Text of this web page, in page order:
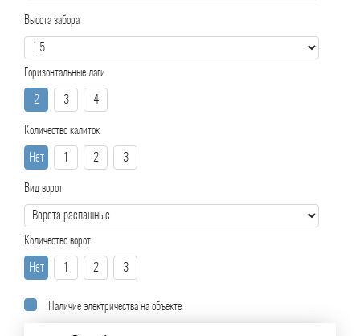
Высота забора
Горизонтальные лаги
2 3 4
Количество калиток
Нет 2 3
Вид ворот
Количество ворот
Нет 2 3
Наличие электричества на объекте